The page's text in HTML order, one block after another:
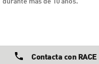
Contacta con RACE